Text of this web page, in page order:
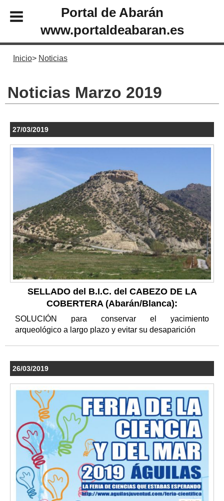
Portal de Abarán
www.portaldeabaran.es
Inicio Noticias
Noticias Marzo 2019
27/03/2019
SELLADO del B.I.C. del CABEZO DE LA
COBERTERA (Abarán/Blanca):
SOLUCIÓN para conservar el yacimiento
arqueológico a largo plazo y evitar su desaparición
26/03/2019